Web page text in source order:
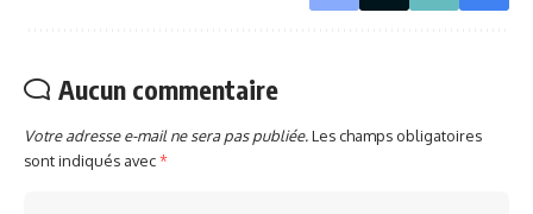
Aucun commentaire
Votre adresse e-mail ne sera pas publiée.Les champs obligatoires
sont indiqués avec*